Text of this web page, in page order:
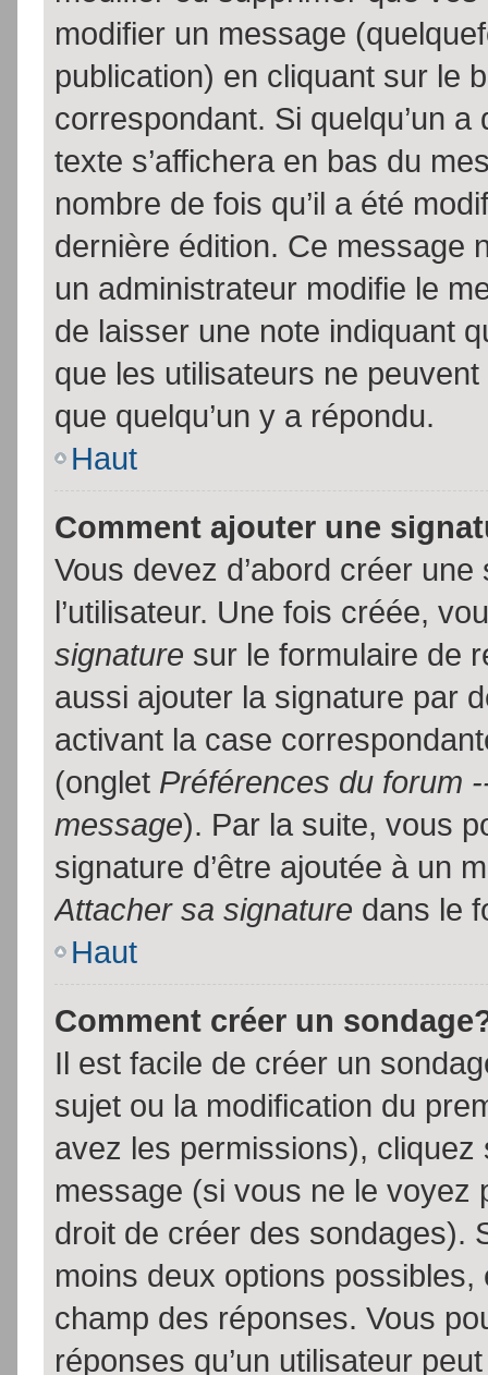
modifier un message
publication) en cliquant sur le
correspondant. Si quelqu’un
texte s’affichera en bas du
nombre de fois qu’il a été
dernière édition. Ce message
un administrateur modifie le
de laisser une note indiquant
que les utilisateurs ne
que quelqu’un y a répondu.
Haut
Comment ajouter une
Vous devez d’abord créer
l’utilisateur. Une fois créée,
signature sur le formulaire de
aussi ajouter la signature par
activant la case
(onglet Préférences du forum
message). Par la suite, vous
signature d’être ajoutée à un
Attacher sa signature dans le
Haut
Comment créer un
Il est facile de créer un
sujet ou la modification du
avez les permissions), cliquez
message (si vous ne le voyez
droit de créer des sondages).
moins deux options
champ des réponses. Vous
réponses qu’un utilisateur